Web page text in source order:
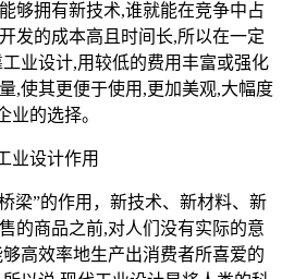
够拥有新技术,谁就能在竞争中占
发的成本高且时间长,所以在一定
业设计,用较低的费用丰富或强化
,使其更便于使用,更加美观,大幅度
业的选择。
梁”的作用，新技术、新材料、新
的商品之前,对人们没有实际的意
高效率地生产出消费者所喜爱的